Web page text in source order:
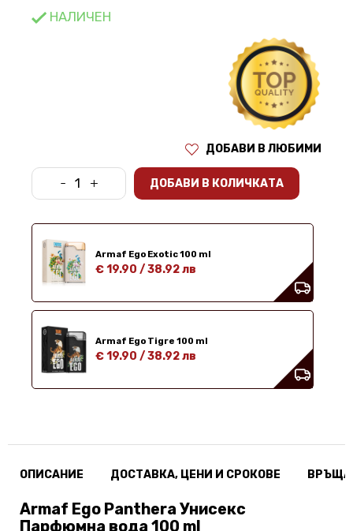
НАЛИЧЕН
ДОБАВИ В ЛЮБИМИ
- + ДОБАВИ В КОЛИЧКАТА
Armaf Ego Exotic 100 ml
€ 19.90 /38.92 лв
Armaf Ego Tigre 100 ml
€ 19.90 /38.92 лв
ОПИСАНИЕ ДОСТАВКА, ЦЕНИ И СРОКОВЕ
Armaf Ego Panthera Унисекс
Парфюмна вода 100 ml